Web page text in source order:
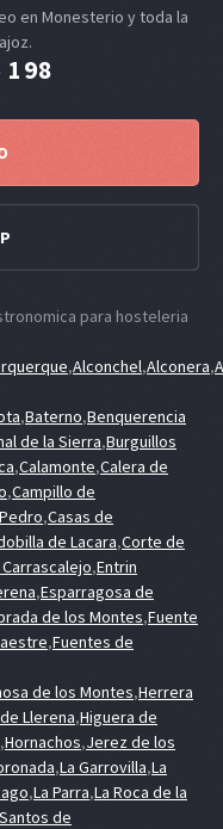
en Monesterio y toda la
198
para hosteleria
,Alconchel,Alconera,
,Baterno,Benquerencia
de la Sierra,Burguillos
,Calamonte,Calera de
,Campillo de
,Casas de
de Lacara,Corte de
Carrascalejo,Entrin
,Esparragosa de
de los Montes,Fuente
,Fuentes de
de los Montes,Herrera
Llerena,Higuera de
,Hornachos,Jerez de los
,La Garrovilla,La
,La Parra,La Roca de la
de